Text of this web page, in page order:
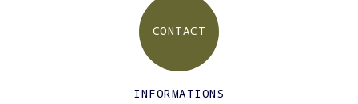
CONTACT
INFORMATIONS